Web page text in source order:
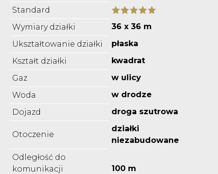
Standard
Wymiary działki
36 x 36 m
Ukształtowanie działki
płaska
Kształt działki
kwadrat
Gaz
w ulicy
Woda
w drodze
Dojazd
droga szutrowa
Otoczenie
działki
niezabudowane
Odległość do
komunikacji
100 m